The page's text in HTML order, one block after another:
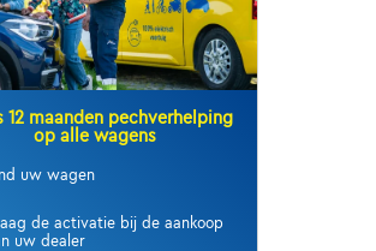
| Akrapovic
12 maanden pechverhelping
op alle wagens
uw wagen
de activatie bij de aankoop
uw dealer